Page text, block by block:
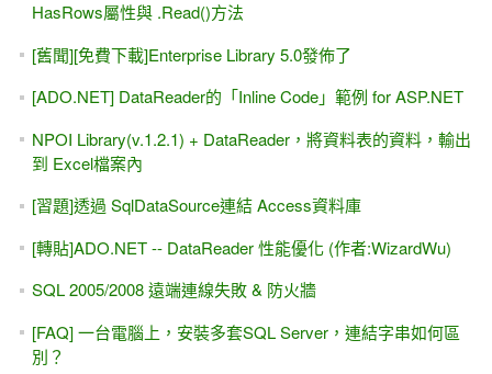
ASP.NET MVC 三天入門課程（8折優惠 / 9vs1）
[Youtube] JSON - 20分鐘 快速入門
ASP.NET MVC 超入門 -- 三天 影片教學
ASP.NET MVC 的 JavaScriptResult
課程)
[舊學員回娘家] 免費3天 ASP.NET MVC影片 給您觀賞